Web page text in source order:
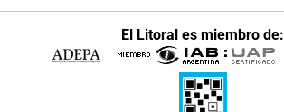
El Litoral es miembro de: